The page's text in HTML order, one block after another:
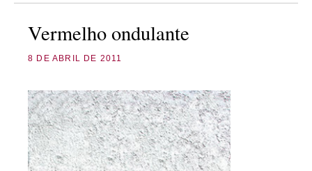
Vermelho ondulante
8 DE ABRIL DE 2011